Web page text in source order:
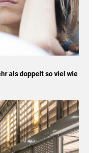
als doppelt so viel wie